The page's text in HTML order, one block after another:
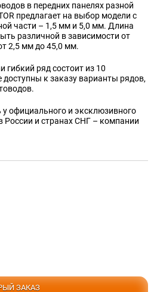
ЗАКАЗ
в передних панелях разной
предлагает на выбор модели с
части – 1,5 мм и 5,0 мм. Длина
различной в зависимости от
2,5 мм до 45,0 мм.
гибкий ряд состоит из 10
к заказу варианты рядов,
официального и эксклюзивного
России и странах СНГ – компании